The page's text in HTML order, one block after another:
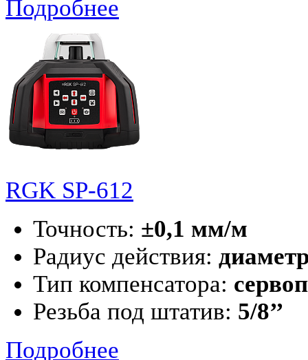
Подробнее
RGK SP-612
Точность: ±0,1 мм/м
Радиус действия:
Тип компенсатора:
Резьба под штатив: 5/8’’
Подробнее